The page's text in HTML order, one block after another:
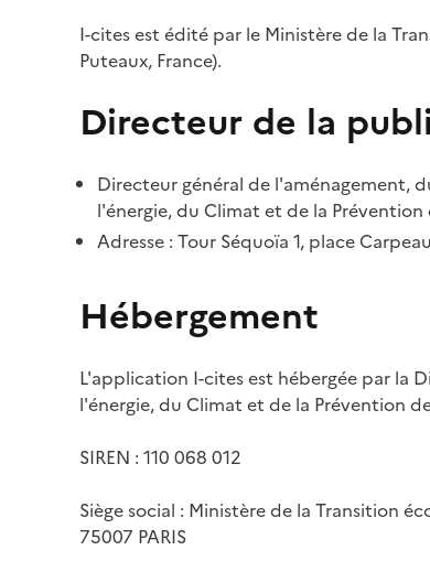
I-cites est édité par le Ministère de la
Puteaux, France).
Directeur de la
Directeur général de l'aménagement,
l'énergie, du Climat et de la Prévention
Adresse : Tour Séquoïa 1, place
Hébergement
L'application I-cites est hébergée par la
l'énergie, du Climat et de la Prévention
SIREN : 110 068 012
Siège social : Ministère de la Transition
75007 PARIS